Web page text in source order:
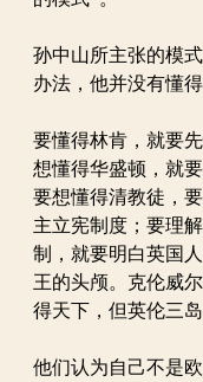
孙中山所主张的模
办法，他并没有懂得
要懂得林肯，就要
想懂得华盛顿，就
要想懂得清教徒，
主立宪制度；要理
制，就要明白英国
王的头颅。克伦威
得天下，但英伦三岛
他们认为自己不是